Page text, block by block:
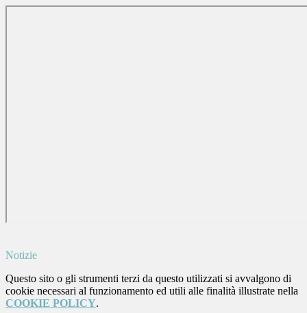
Notizie
Questo sito o gli strumenti terzi da questo utilizzati si avvalgono di
cookie necessari al funzionamento ed utili alle finalità illustrate nella
COOKIE POLICY.